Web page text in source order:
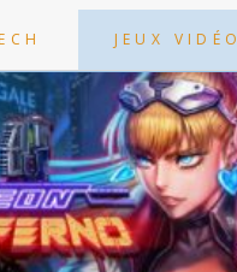
JEUX VIDÉO